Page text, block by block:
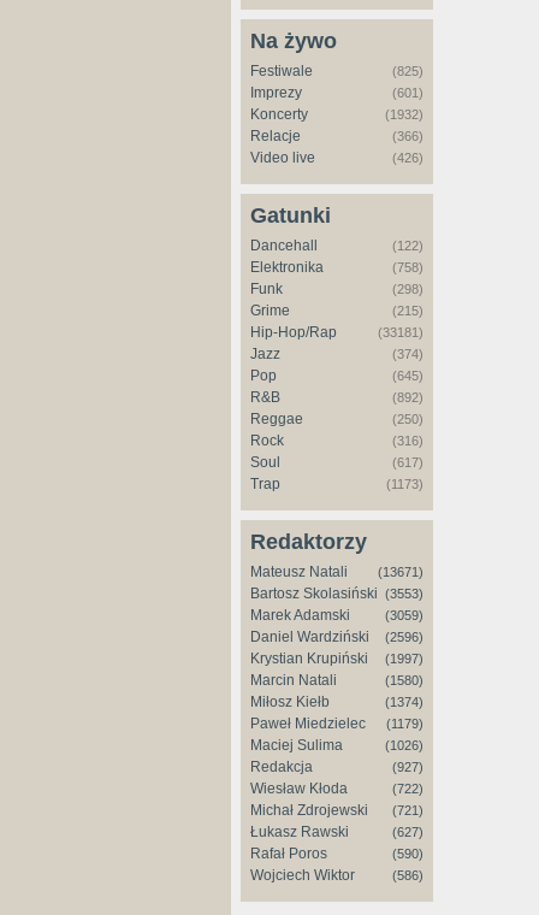
Na żywo
Festiwale (825)
Imprezy (601)
Koncerty (1932)
Relacje (366)
Video live (426)
Gatunki
Dancehall (122)
Elektronika (758)
Funk (298)
Grime (215)
Hip-Hop/Rap (33181)
Jazz (374)
Pop (645)
R&B (892)
Reggae (250)
Rock (316)
Soul (617)
Trap (1173)
Redaktorzy
Mateusz Natali (13671)
Bartosz Skolasiński (3553)
Marek Adamski (3059)
Daniel Wardziński (2596)
Krystian Krupiński (1997)
Marcin Natali (1580)
Miłosz Kiełb (1374)
Paweł Miedzielec (1179)
Maciej Sulima (1026)
Redakcja (927)
Wiesław Kłoda (722)
Michał Zdrojewski (721)
Łukasz Rawski (627)
Rafał Poros (590)
Wojciech Wiktor (586)